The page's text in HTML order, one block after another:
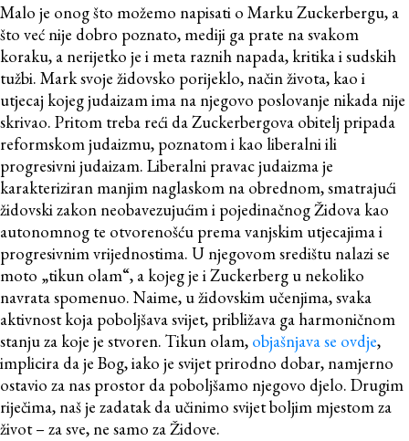
Malo je onog što možemo napisati o Marku Zuckerbergu, a
što već nije dobro poznato, mediji ga prate na svakom
koraku, a nerijetko je i meta raznih napada, kritika i sudskih
tužbi. Mark svoje židovsko porijeklo, način života, kao i
utjecaj kojeg judaizam ima na njegovo poslovanje nikada nije
skrivao. Pritom treba reći da Zuckerbergova obitelj pripada
reformskom judaizmu, poznatom i kao liberalni ili
progresivni judaizam. Liberalni pravac judaizma je
karakteriziran manjim naglaskom na obrednom, smatrajući
židovski zakon neobavezujućim i pojedinačnog Židova kao
autonomnog te otvorenošću prema vanjskim utjecajima i
progresivnim vrijednostima. U njegovom središtu nalazi se
moto „tikun olam“, a kojeg je i Zuckerberg u nekoliko
navrata spomenuo. Naime, u židovskim učenjima, svaka
aktivnost koja poboljšava svijet, približava ga harmoničnom
stanju za koje je stvoren. Tikun olam, objašnjava se ovdje,
implicira da je Bog, iako je svijet prirodno dobar, namjerno
ostavio za nas prostor da poboljšamo njegovo djelo. Drugim
riječima, naš je zadatak da učinimo svijet boljim mjestom za
život – za sve, ne samo za Židove.